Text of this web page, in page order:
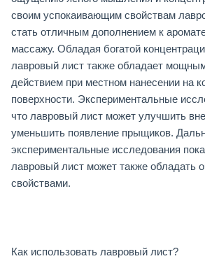
своим успокаивающим свойствам
стать отличным дополнением к
массажу. Обладая богатой
лавровый лист также обладает
действием при местном нанесении на
поверхности. Экспериментальные
что лавровый лист может улучшить
уменьшить появление прыщиков.
экспериментальные исследования
лавровый лист может также обладать
свойствами.
Как использовать лавровый лист?